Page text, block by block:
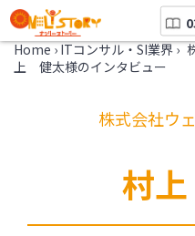
Home › ITコンサル・SI業界 ›
上 健太様のインタビュー
株式会社ウ
村